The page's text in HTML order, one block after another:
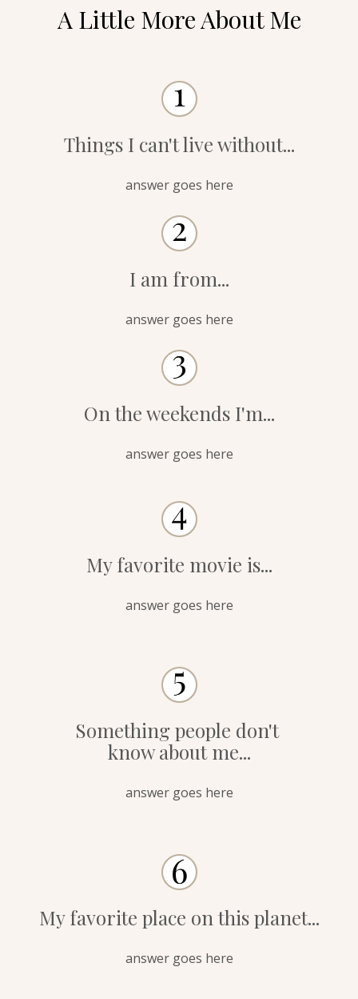
A Little More About Me
Things I can't live without...
answer goes here
I am from...
answer goes here
On the weekends I'm...
answer goes here
My favorite movie is...
answer goes here
Something people don't
know about me...
answer goes here
My favorite place on this planet...
answer goes here